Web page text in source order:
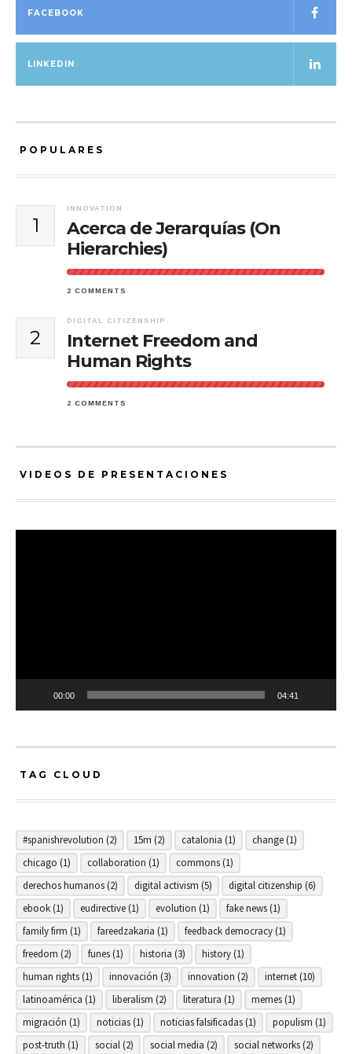
FACEBOOK
LINKEDIN
POPULARES
1
INNOVATION
Acerca de Jerarquías (On
Hierarchies)
2 COMMENTS
2
DIGITAL CITIZENSHIP
Internet Freedom and
Human Rights
2 COMMENTS
VIDEOS DE PRESENTACIONES
00:00 04:41
TAG CLOUD
#spanishrevolution (2) 15m (2) catalonia (1) change(1)
chicago (1) collaboration (1) commons(1)
derechos humanos(2) digital activism (5) digital citizenship (6)
ebook(1) eudirective(1) evolution (1) fake news(1)
family firm (1) fareedzakaria (1) feedback democracy(1)
freedom (2) funes(1) historia (3) history(1)
human rights(1) innovación (3) innovation (2) internet(10)
latinoamérica (1) liberalism (2) literatura (1) memes(1)
migración (1) noticias(1) noticias falsificadas(1) populism (1)
post-truth (1) social(2) social media (2) social networks(2)